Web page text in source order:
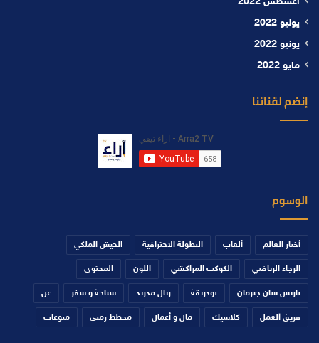
يوليو 2022
يونيو 2022
مايو 2022
إنضم لقناتنا
الوسوم
أخبار العالم ألعاب البطولة الاحترافية الجيش الملكي
الرجاء الرياضي الكوكب المراكشي اللون المحتوى
باريس سان جيرمان بودريقة ريال مدريد سياحة و سفر عن
فريق العمل كلاسيك مال و أعمال مخطط زمني منوعات